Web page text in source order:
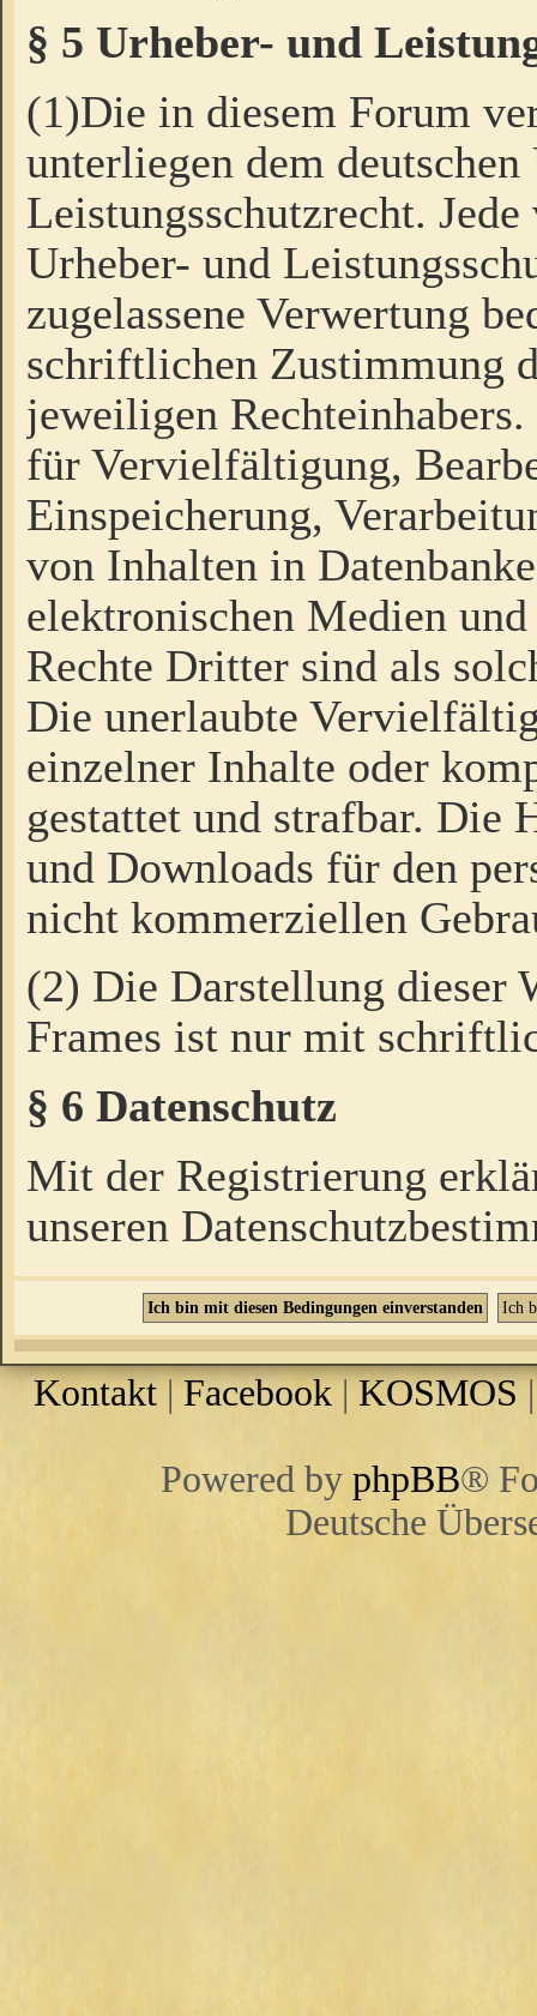
§ 5 Urheber- und
(1)Die in diesem Forum
unterliegen dem
Leistungsschutzrecht.
Urheber- und
zugelassene Verwertung
schriftlichen Zustimmung
jeweiligen
für Vervielfältigung,
Einspeicherung,
von Inhalten in
elektronischen Medien
Rechte Dritter sind als
Die unerlaubte
einzelner Inhalte oder
gestattet und strafbar. Die
und Downloads für den
nicht kommerziellen
(2) Die Darstellung dieser
Frames ist nur mit
§ 6 Datenschutz
Mit der Registrierung
unseren
Kontakt |Facebook | KOSMOS
Powered by phpBB®
Deutsche